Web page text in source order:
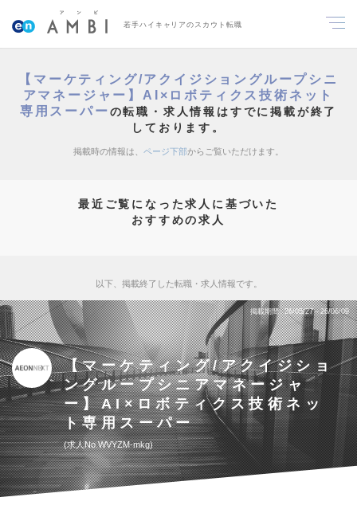
若手ハイキャリアのスカウト転職
【マーケティング/アクイジショングループシニ
アマネージャー】AI×ロボティクス技術ネット
専用スーパーの転職・求人情報はすでに掲載が終了
しております。
掲載時の情報は、 ページ下部からご覧いただけます。
最近ご覧になった求人に基づいた
おすすめの求人
以下、掲載終了した転職・求人情報です。
掲載期間 26/05/27～26/06/09
【マーケティング/アクイジショ
ングループシニアマネージャ
ー】AI×ロボティクス技術ネッ
ト専用スーパー
求人No.WVYZM-mkg